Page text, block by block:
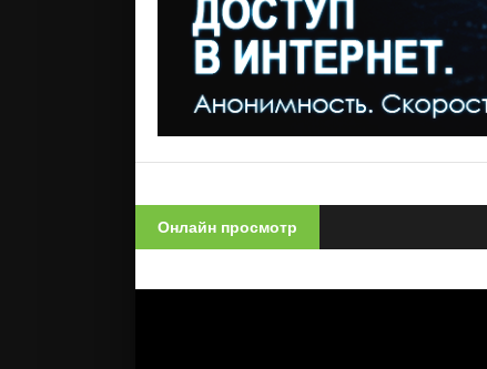
Онлайн просмотр